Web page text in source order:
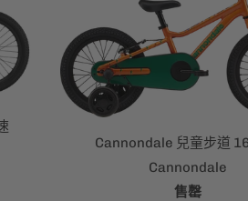
Cannondale 兒童步道
Cannondale
售罄